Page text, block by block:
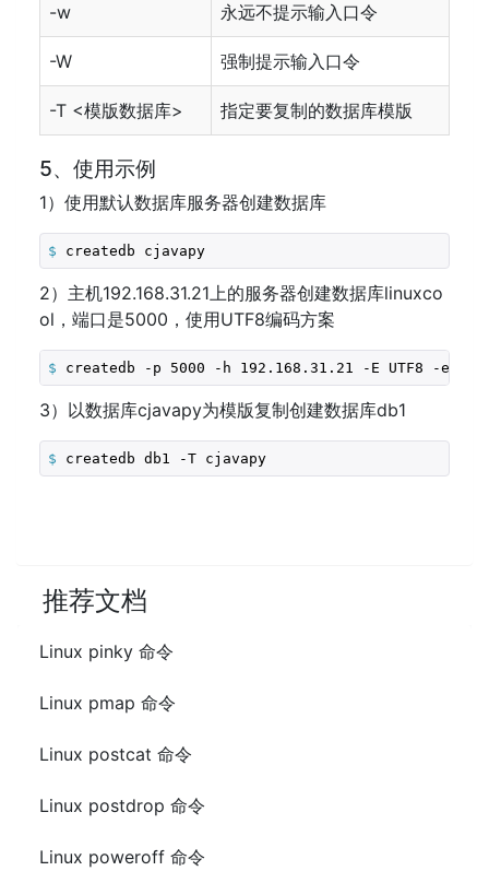
-w 永远不提示输入口令
-W 强制提示输入口令
-T <模版数据库> 指定要复制的数据库模版
5、使用示例
1）使用默认数据库服务器创建数据库
$ createdb cjavapy
2）主机192.168.31.21上的服务器创建数据库linuxco
ol，端口是5000，使用UTF8编码方案
$ createdb -p 5000 -h 192.168.31.21 -E UTF8 -e
3）以数据库cjavapy为模版复制创建数据库db1
$ createdb db1 -T cjavapy
推荐文档
Linux pinky 命令
Linux pmap 命令
Linux postcat 命令
Linux postdrop 命令
Linux poweroff 命令